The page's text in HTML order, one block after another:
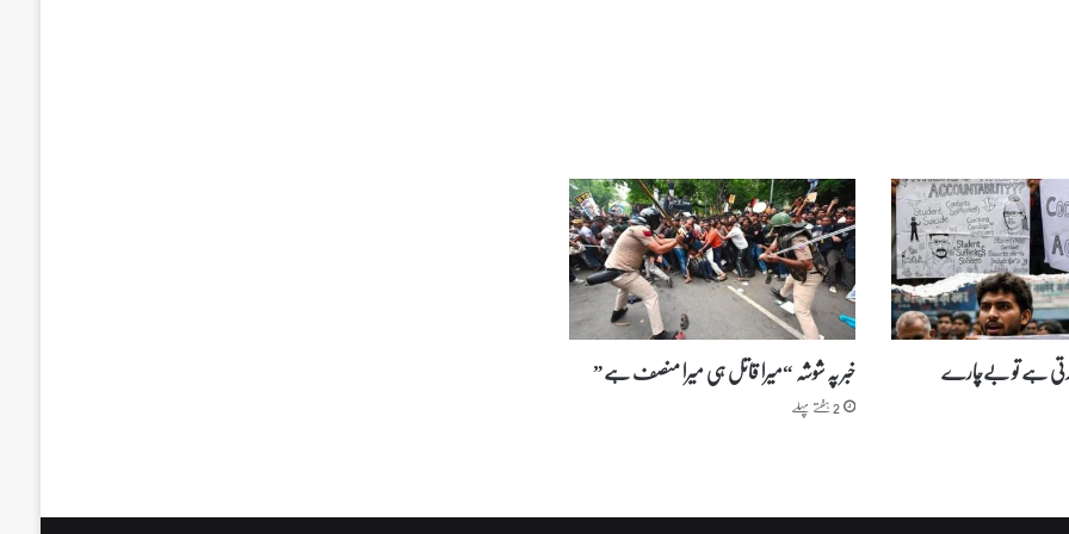
ر
آ
ب
ا
د
م
ی
ں
ر
و
و
ہے تو بےچارے خبر پہ شوشہ “میرا قاتل ہی میرا منصف ہے”
2 ہفتے پہلے